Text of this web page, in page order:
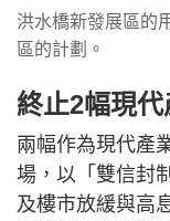
洪水橋新發展區的
區的計劃。
終止2幅現
兩幅作為現代產
場，以「雙信封
及樓市放緩與高